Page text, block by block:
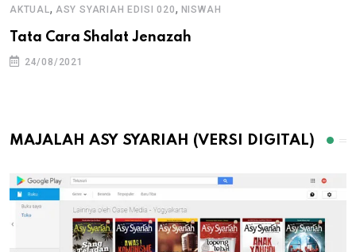
AKTUAL, ASY SYARIAH EDISI 020, NISWAH
Tata Cara Shalat Jenazah
24/08/2021
MAJALAH ASY SYARIAH (VERSI DIGITAL)